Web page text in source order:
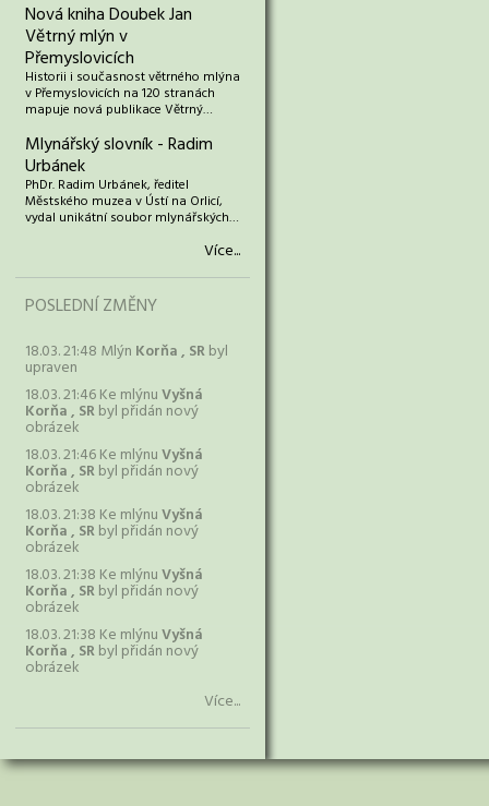
Nová kniha Doubek Jan
Větrný mlýn v
Přemyslovicích
Historii i současnost větrného mlýna
v Přemyslovicích na 120 stranách
mapuje nová publikace Větrný…
Mlynářský slovník - Radim
Urbánek
PhDr. Radim Urbánek, ředitel
Městského muzea v Ústí na Orlicí,
vydal unikátní soubor mlynářských…
Více...
POSLEDNÍ ZMĚNY
18.03. 21:48 Mlýn Korňa , SRbyl
upraven
18.03. 21:46 Ke mlýnuVyšná
Korňa , SRbyl přidán nový
obrázek
18.03. 21:46 Ke mlýnuVyšná
Korňa , SRbyl přidán nový
obrázek
18.03. 21:38 Ke mlýnuVyšná
Korňa , SRbyl přidán nový
obrázek
18.03. 21:38 Ke mlýnuVyšná
Korňa , SRbyl přidán nový
obrázek
18.03. 21:38 Ke mlýnuVyšná
Korňa , SRbyl přidán nový
obrázek
Více...